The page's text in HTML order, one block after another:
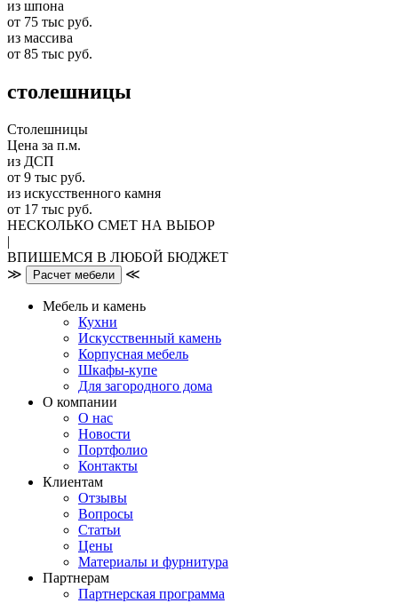
из шпона
от 75 тыс руб.
из массива
от 85 тыс руб.
столешницы
Столешницы
Цена за п.м.
из ДСП
от 9 тыс руб.
из искусственного камня
от 17 тыс руб.
НЕСКОЛЬКО СМЕТ НА ВЫБОР
|
ВПИШЕМСЯ В ЛЮБОЙ БЮДЖЕТ
≫
Расчет мебели ≪
Мебель и камень
Кухни
Искусственный камень
Корпусная мебель
Шкафы-купе
Для загородного дома
О компании
О нас
Новости
Портфолио
Контакты
Клиентам
Отзывы
Вопросы
Статьи
Цены
Материалы и фурнитура
Партнерам
Партнерская программа